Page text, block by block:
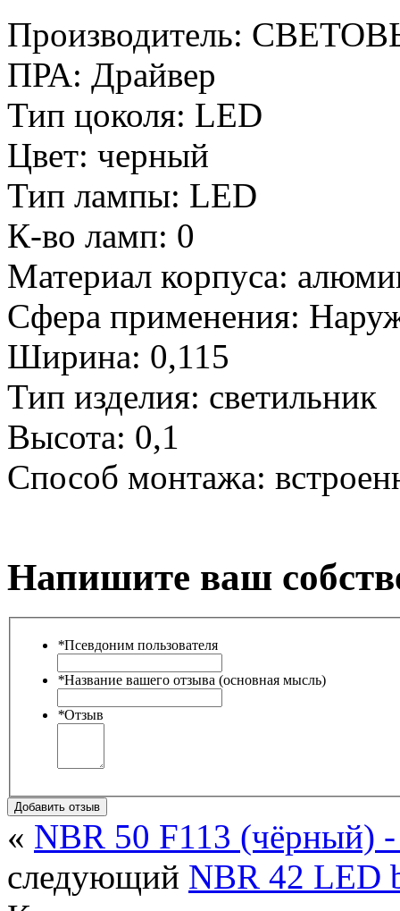
Производитель:
ПРА: Драйвер
Тип цоколя: LED
Цвет: черный
Тип лампы: LED
К-во ламп: 0
Материал корпуса:
Сфера применения:
Ширина: 0,115
Тип изделия: светильник
Высота: 0,1
Способ монтажа:
Напишите ваш
*Псевдоним пользователя
*Название вашего отзыва (основная мысль)
*Отзыв
Добавить отзыв
« NBR 50 F113 (чёрный)
следующий NBR 42 LED